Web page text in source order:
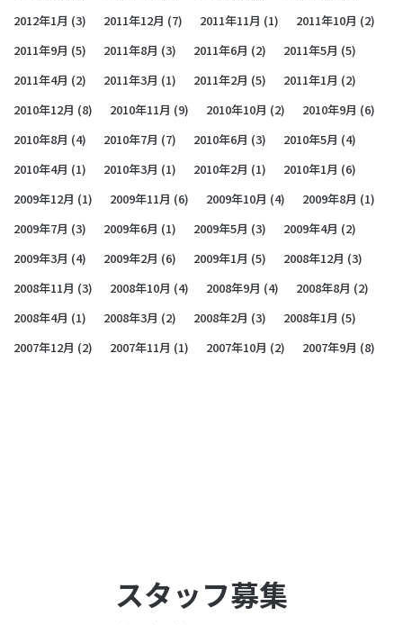
2012年1月 (3) 2011年12月 (7) 2011年11月 (1) 2011年10月 (2)
2011年9月 (5) 2011年8月 (3) 2011年6月 (2) 2011年5月 (5)
2011年4月 (2) 2011年3月 (1) 2011年2月 (5) 2011年1月 (2)
2010年12月 (8) 2010年11月 (9) 2010年10月 (2) 2010年9月 (6)
2010年8月 (4) 2010年7月 (7) 2010年6月 (3) 2010年5月 (4)
2010年4月 (1) 2010年3月 (1) 2010年2月 (1) 2010年1月 (6)
2009年12月 (1) 2009年11月 (6) 2009年10月 (4) 2009年8月 (1)
2009年7月 (3) 2009年6月 (1) 2009年5月 (3) 2009年4月 (2)
2009年3月 (4) 2009年2月 (6) 2009年1月 (5) 2008年12月 (3)
2008年11月 (3) 2008年10月 (4) 2008年9月 (4) 2008年8月 (2)
2008年4月 (1) 2008年3月 (2) 2008年2月 (3) 2008年1月 (5)
2007年12月 (2) 2007年11月 (1) 2007年10月 (2) 2007年9月 (8)
スタッフ募集